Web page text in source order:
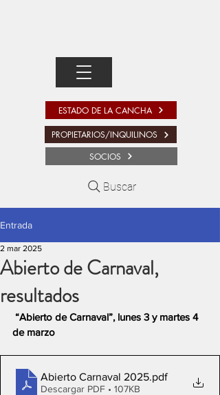
SOCIOS
ESTADO DE LA CANCHA
PROPIETARIOS/INQUILINOS
Buscar
Entrada
Abierto de Carnaval,
resultados
2 mar 2025
de marzo
Abierto Carnaval 2025.pdf
Descargar PDF • 107KB